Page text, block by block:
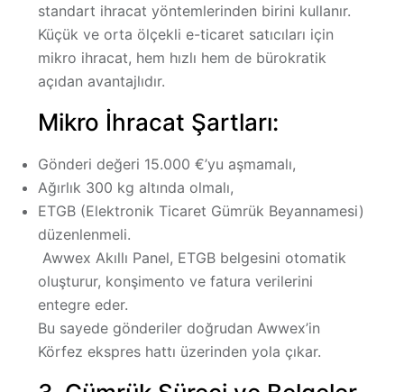
standart ihracat yöntemlerinden birini kullanır.
Küçük ve orta ölçekli e-ticaret satıcıları için
mikro ihracat, hem hızlı hem de bürokratik
açıdan avantajlıdır.
Mikro İhracat Şartları:
Gönderi değeri 15.000 €’yu aşmamalı,
Ağırlık 300 kg altında olmalı,
ETGB (Elektronik Ticaret Gümrük Beyannamesi)
düzenlenmeli.
Awwex Akıllı Panel, ETGB belgesini otomatik
oluşturur, konşimento ve fatura verilerini
entegre eder.
Bu sayede gönderiler doğrudan Awwex’in
Körfez ekspres hattı üzerinden yola çıkar.